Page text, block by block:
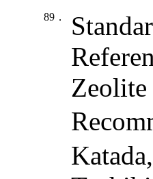
89．